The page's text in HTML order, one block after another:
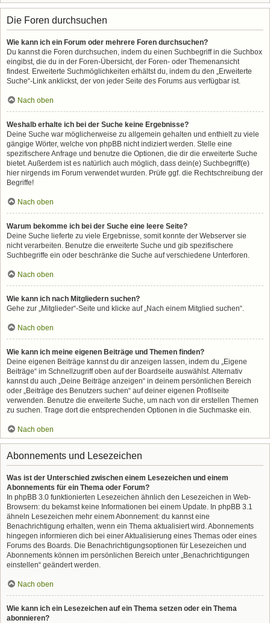
Die Foren durchsuchen
Wie kann ich ein Forum oder mehrere Foren durchsuchen?
Du kannst die Foren durchsuchen, indem du einen Suchbegriff in die Suchbox
eingibst, die du in der Foren-Übersicht, der Foren- oder Themenansicht
findest. Erweiterte Suchmöglichkeiten erhältst du, indem du den „Erweiterte
Suche“-Link anklickst, der von jeder Seite des Forums aus verfügbar ist.
Nach oben
Weshalb erhalte ich bei der Suche keine Ergebnisse?
Deine Suche war möglicherweise zu allgemein gehalten und enthielt zu viele
gängige Wörter, welche von phpBB nicht indiziert werden. Stelle eine
spezifischere Anfrage und benutze die Optionen, die dir die erweiterte Suche
bietet. Außerdem ist es natürlich auch möglich, dass dein(e) Suchbegriff(e)
hier nirgends im Forum verwendet wurden. Prüfe ggf. die Rechtschreibung der
Begriffe!
Nach oben
Warum bekomme ich bei der Suche eine leere Seite?
Deine Suche lieferte zu viele Ergebnisse, somit konnte der Webserver sie
nicht verarbeiten. Benutze die erweiterte Suche und gib spezifischere
Suchbegriffe ein oder beschränke die Suche auf verschiedene Unterforen.
Nach oben
Wie kann ich nach Mitgliedern suchen?
Gehe zur „Mitglieder“-Seite und klicke auf „Nach einem Mitglied suchen“.
Nach oben
Wie kann ich meine eigenen Beiträge und Themen finden?
Deine eigenen Beiträge kannst du dir anzeigen lassen, indem du „Eigene
Beiträge“ im Schnellzugriff oben auf der Boardseite auswählst. Alternativ
kannst du auch „Deine Beiträge anzeigen“ in deinem persönlichen Bereich
oder „Beiträge des Benutzers suchen“ auf deiner eigenen Profilseite
verwenden. Benutze die erweiterte Suche, um nach von dir erstellen Themen
zu suchen. Trage dort die entsprechenden Optionen in die Suchmaske ein.
Nach oben
Abonnements und Lesezeichen
Was ist der Unterschied zwischen einem Lesezeichen und einem
Abonnements für ein Thema oder Forum?
In phpBB 3.0 funktionierten Lesezeichen ähnlich den Lesezeichen in Web-
Browsern: du bekamst keine Informationen bei einem Update. In phpBB 3.1
ähneln Lesezeichen mehr einem Abonnement: du kannst eine
Benachrichtigung erhalten, wenn ein Thema aktualisiert wird. Abonnements
hingegen informieren dich bei einer Aktualisierung eines Themas oder eines
Forums des Boards. Die Benachrichtigungsoptionen für Lesezeichen und
Abonnements können im persönlichen Bereich unter „Benachrichtigungen
einstellen“ geändert werden.
Nach oben
Wie kann ich ein Lesezeichen auf ein Thema setzen oder ein Thema
abonnieren?